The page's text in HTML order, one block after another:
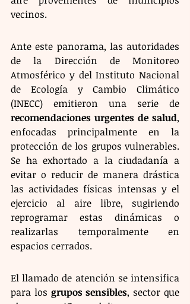
vecinos.
Ante este panorama, las autoridades
de la Dirección de Monitoreo
Atmosférico y del Instituto Nacional
de Ecología y Cambio Climático
recomendaciones urgentes de salud,
enfocadas principalmente en la
protección de los grupos vulnerables.
Se ha exhortado a la ciudadanía a
evitar o reducir de manera drástica
las actividades físicas intensas y el
ejercicio al aire libre, sugiriendo
reprogramar estas dinámicas o
realizarlas temporalmente en
espacios cerrados.
El llamado de atención se intensifica
para los grupos sensibles, sector que